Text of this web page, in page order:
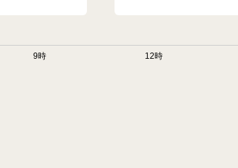
9時 12時